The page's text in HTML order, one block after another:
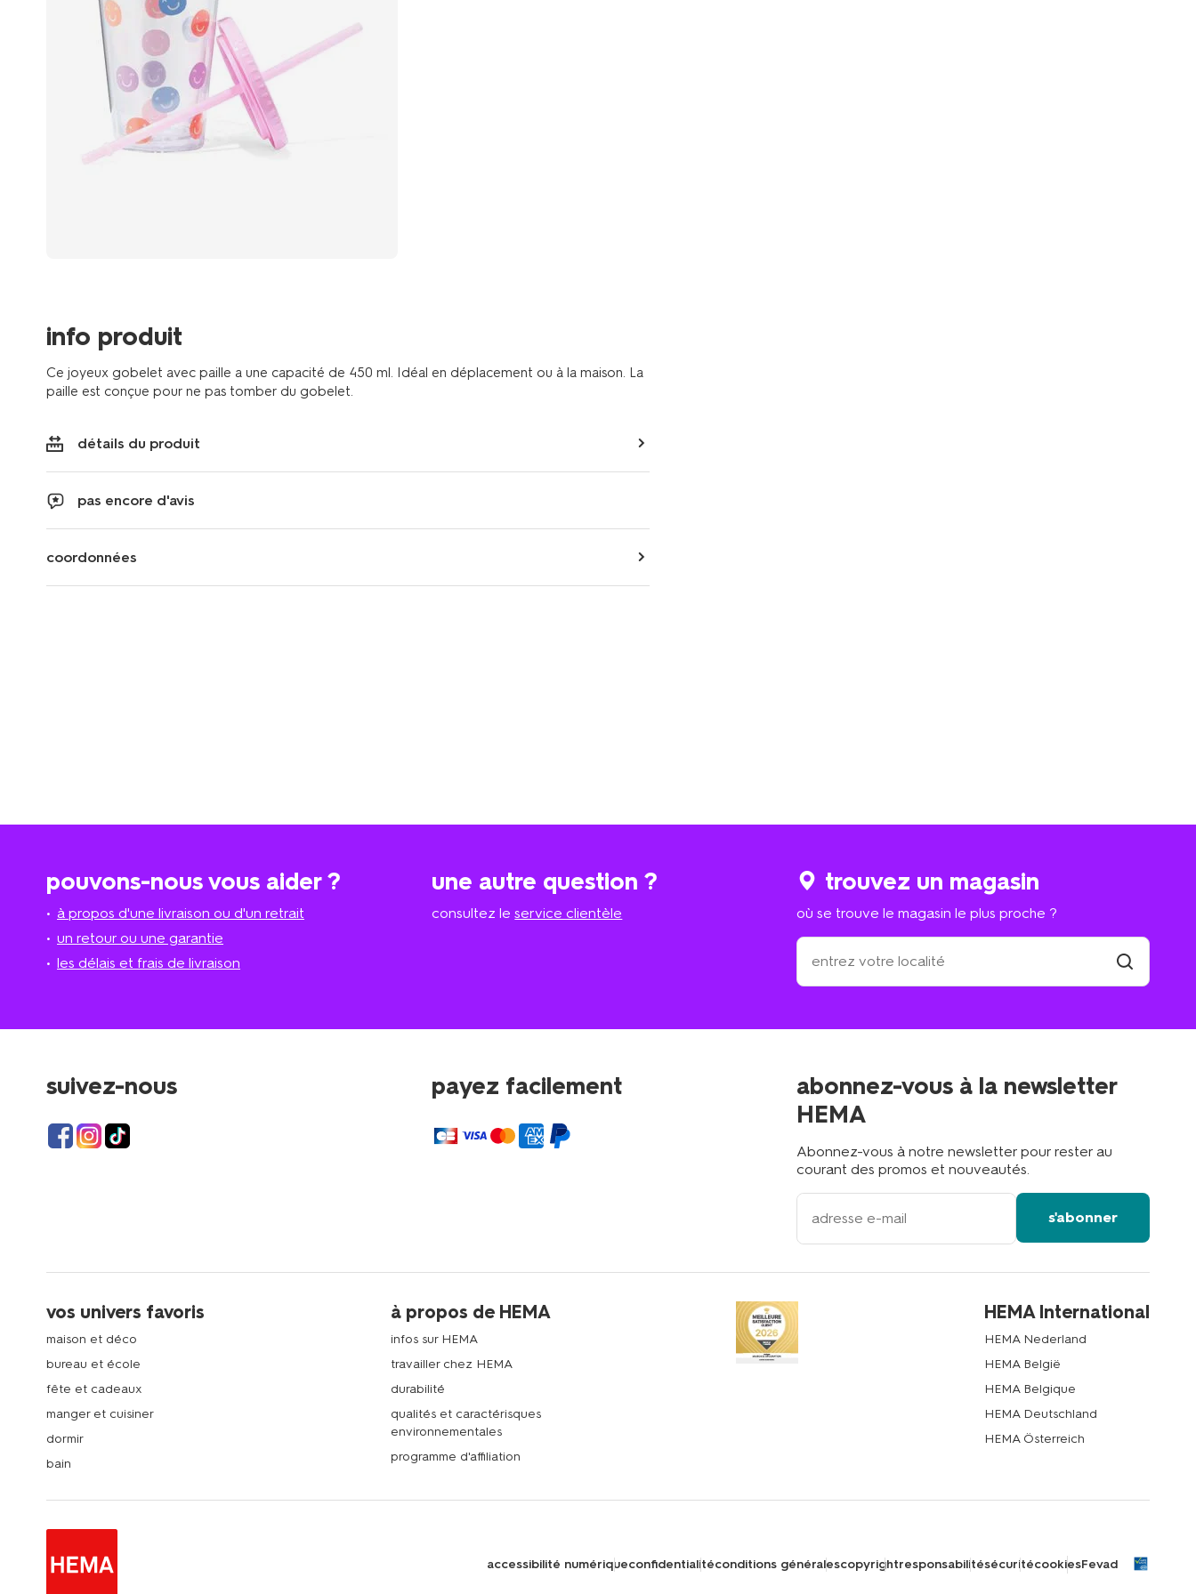
info produit
Ce joyeux gobelet avec paille a une capacité de 450 ml. Idéal en déplacement ou à la maison. La
paille est conçue pour ne pas tomber du gobelet.
détails du produit
pas encore d'avis
coordonnées
pouvons-nous vous aider ?
à propos d'une livraison ou d'un retrait
un retour ou une garantie
les délais et frais de livraison
une autre question ?
consultez leservice clientèle
trouvez un magasin
où se trouve le magasin le plus proche ?
où
trouve
le
?
trouver
suivez-nous payez facilement
abonnez-vous à la newsletter
HEMA
Abonnez-vous à notre newsletter pour rester au
courant des promos et nouveautés.
votre
adresse
s'abonner
vos univers favoris
maison et déco
bureau et école
fête et cadeaux
manger et cuisiner
dormir
bain
à propos de HEMA
infos sur HEMA
travailler chez HEMA
durabilité
qualités et caractérisques
environnementales
programme d'affiliation
HEMA International
HEMA Nederland
HEMA België
HEMA Belgique
HEMA Deutschland
HEMA Österreich
accessibilité numériqueconfidentialitéconditions généralescopyrightresponsabilitésécuritécookiesFevad